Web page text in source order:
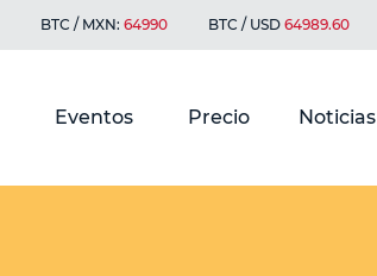
BTC / MXN: 64990 BTC / USD 64989.60
Eventos Precio Noticias